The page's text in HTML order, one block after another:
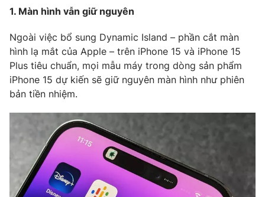
Hậu trường
Nhân vật
Khán giả
Giải sao mai
Điện ảnh
Âm nhạc
Sao
Du lịch
Làm đẹp
Chất lượng cuộc sống
Giáo dục
Tuyển sinh
Công nghệ
Hitech Công nghệ tương lai
Sản phẩm
Thị trường
Tư vấn
Giao lưu trực tuyến
Lịch phát sóng
1. Màn hình vẫn giữ nguyên
Ngoài việc bổ sung Dynamic Island – phần cắt màn
hình lạ mắt của Apple – trên iPhone 15 và iPhone 15
Plus tiêu chuẩn, mọi mẫu máy trong dòng sản phẩm
iPhone 15 dự kiến sẽ giữ nguyên màn hình như phiên
bản tiền nhiệm.